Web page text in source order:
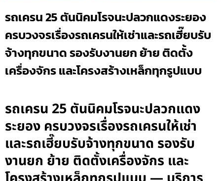
รถเครน 25 ตันนิคมโรจนะปลวกแดงระยอง
ครบวงจรเรื่องรถเครนให้เช่าและรถเฮี๊ยบรับ
จ้างทุกขนาด รองรับงานยก ย้าย ติดตั้ง
เครื่องจักร และโครงสร้างเหล็กทุกรูปแบบ
รถเครน 25 ตันนิคมโรจนะปลวกแดง
ระยอง ครบวงจรเรื่องรถเครนให้เช่า
และรถเฮี๊ยบรับจ้างทุกขนาด รองรับ
งานยก ย้าย ติดตั้งเครื่องจักร และ